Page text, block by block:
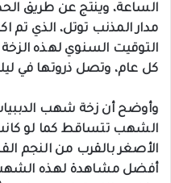
الساعة، وينتج عن طريق
كل عام، وتصل ذروتها في ليلة 21 حتى بزوغ فجر 22
وأوضح أن زخة شهب
الشهب تتساقط كما لو
الأصغر بالقرب من النجم
أفضل مشاهدة لهذه